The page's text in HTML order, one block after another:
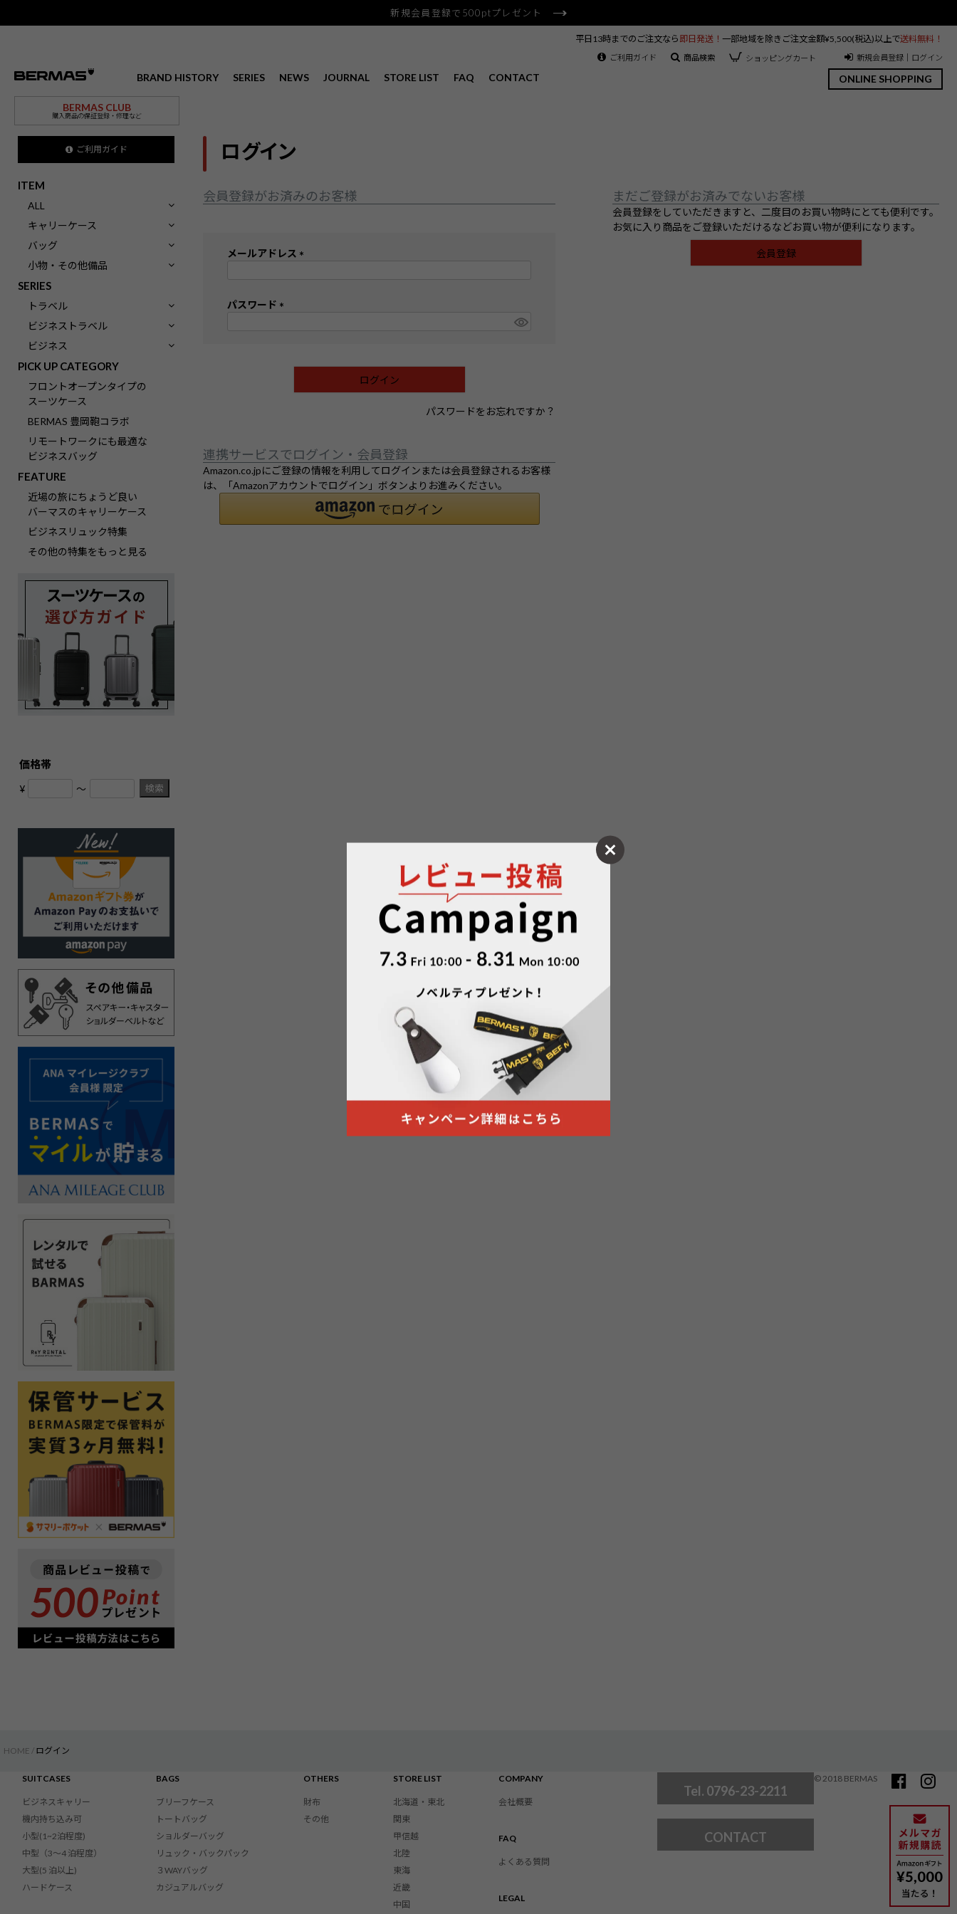
新規会員登録で500ptプレゼント
BRAND HISTORY SERIES NEWS JOURNAL STORE LIST FAQ CONTACT
BERMAS CLUB
購入商品の保証登録・修理など
ONLINE SHOPPING
平日13時までのご注文なら 即日発送！ 一部地域を除きご注文金額¥5,500(税込)以上で送料無料！
ご利用ガイド 商品検索 ショッピングカート 新規会員登録｜ログイン
ご利用ガイド
ITEM
ALL
キャリーケース
バッグ
小物・その他備品
SERIES
トラベル
ビジネストラベル
ビジネス
PICK UP CATEGORY
フロントオープンタイプの
スーツケース
BERMAS 豊岡鞄コラボ
リモートワークにも最適な
ビジネスバッグ
FEATURE
近場の旅にちょうど良い
バーマスのキャリーケース
ビジネスリュック特集
その他の特集をもっと見る
価格帯
¥ 〜 検索
ログイン
会員登録がお済みのお客様
メールアドレス
パスワード
ログイン
パスワードをお忘れですか？
連携サービスでログイン・会員登録
Amazon.co.jpにご登録の情報を利用してログインまたは会員登録されるお客様
は、「Amazonアカウントでログイン」ボタンよりお進みください。
まだご登録がお済みでないお客様
会員登録をしていただきますと、二度目のお買い物時にとても便利です。
お気に入り商品をご登録いただけるなどお買い物が便利になります。
会員登録
HOME ログイン
SUITCASES
ビジネスキャリー
機内持ち込み可
小型(1~2泊程度)
中型（3〜4 泊程度）
大型(5 泊以上)
ハードケース
BAGS
ブリーフケース
トートバッグ
ショルダーバッグ
リュック・バックパック
３WAYバッグ
カジュアルバッグ
OTHERS
財布
その他
STORE LIST
北海道・東北
関東
甲信越
北陸
東海
近畿
中国
COMPANY
会社概要
FAQ
よくある質問
LEGAL
Tel. 0796-23-2211
CONTACT
© 2018 BERMAS